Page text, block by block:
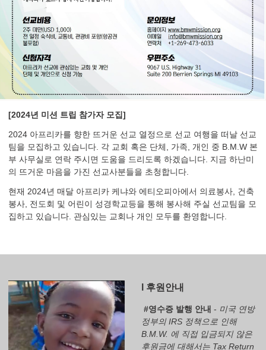
[2024년 미션 트립 참가자 모집]
2024 아프리카를 향한 뜨거운 선교 열정으로 선교 여행을 떠날 선교
팀을 모집하고 있습니다. 각 교회 혹은 단체, 가족, 개인 중 B.M.W 본
부 사무실로 연락 주시면 도움을 드리도록 하겠습니다. 지금 하난미
의 뜨거운 마음을 가진 선교사분들을 초청합니다.
현재 2024년 매달 아프리카 케냐와 에티오피아에서 의료봉사, 건축
봉사, 전도회 및 어린이 성경학교등을 통해 봉사해 주실 선교팀을 모
집하고 있습니다. 관심있는 교회나 개인 모두를 환영합니다.
l 후원안내
#영수증 발행 안내 - 미국 연방
정부의 IRS 정책으로 인해
B.M.W. 에 직접 입금되지 않은
후원금에 대해서는 Tax Return